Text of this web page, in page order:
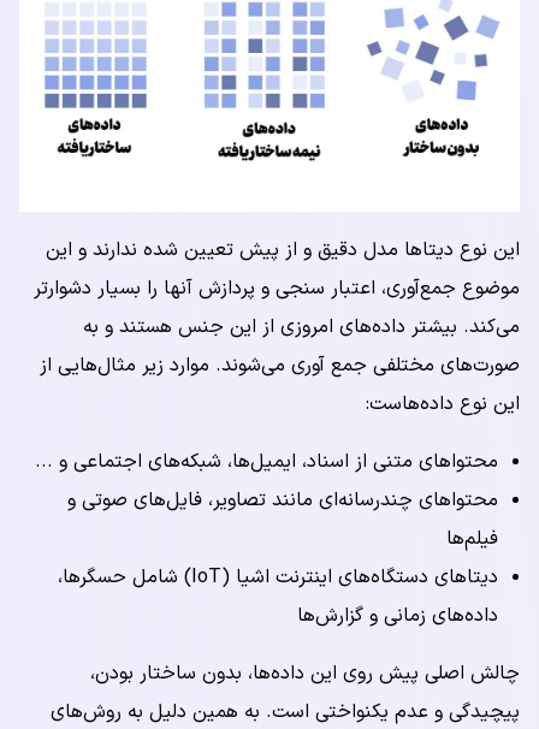
این نوع دیتاها مدل دقیق و از پیش تعیین شده ندارند و این
موضوع جمع‌آوری، اعتبار سنجی و پردازش آنها را بسیار دشوارتر
می‌کند. بیشتر داده‌های امروزی از این جنس هستند و به
صورت‌های مختلفی جمع آوری می‌شوند. موارد زیر مثال‌هایی از
این نوع داده‌هاست:
محتواهای متنی از اسناد، ایمیل‌ها، شبکه‌های اجتماعی و ...
محتواهای چندرسانه‌ای مانند تصاویر، فایل‌های صوتی و
فیلم‌ها
دیتاهای دستگاه‌های اینترنت اشیا (IoT) شامل حسگرها،
داده‌های زمانی و گزارش‌ها
چالش اصلی پیش روی این داده‌ها، بدون ساختار بودن،
پیچیدگی و عدم یکنواختی است. به همین دلیل به روش‌های